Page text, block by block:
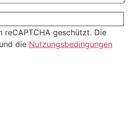
reCAPTCHA geschützt. Die
und die Nutzungsbedingungen